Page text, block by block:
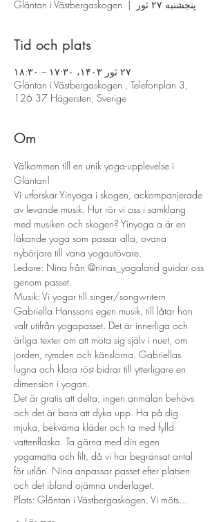
پنجشنبه ۲۷ ثور
  |
Gläntan i Västbergaskogen
Tid och plats
۲۷ ثور ۱۴۰۳، ۱۷:۳۰ – ۱۸:۳۰
Gläntan i Västbergaskogen , Telefonplan 3,
126 37 Hägersten, Sverige
Om
Välkommen till en unik yoga-upplevelse i
Gläntan!
Vi utforskar Yinyoga i skogen, ackompanjerade
av levande musik. Hur rör vi oss i samklang
med musiken och skogen? Yinyoga a är en
läkande yoga som passar alla, ovana
nybörjare till vana yogautövare.
Ledare: Nina från @ninas_yogaland guidar oss
genom passet.
Musik: Vi yogar till singer/songwritern
Gabriella Hanssons egen musik, till låtar hon
valt utifrån yogapasset. Det är innerliga och
ärliga texter om att möta sig själv i nuet, om
jorden, rymden och känslorna. Gabriellas
lugna och klara röst bidrar till ytterligare en
dimension i yogan.
Det är gratis att delta, ingen anmälan behövs
och det är bara att dyka upp. Ha på dig
mjuka, bekväma kläder och ta med fylld
vattenflaska. Ta gärna med din egen
yogamatta och filt, då vi har begränsat antal
för utlån. Nina anpassar passet efter platsen
och det ibland ojämna underlaget.
Plats: Gläntan i Västbergaskogen. Vi möts…